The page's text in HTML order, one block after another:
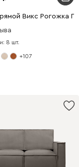
Викс Рогожка
8 шт.
+107